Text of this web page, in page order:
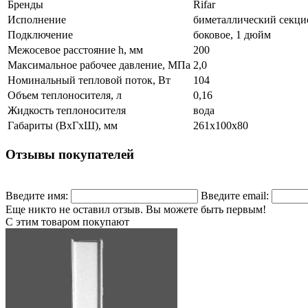
Бренды
Rifar
Исполнение
биметаллический
Подключение
боковое, 1 дюйм
Межосевое расстояние h, мм
200
Максимальное рабочее давление, МПа 2,0
Номинальный тепловой поток, Вт
104
Объем теплоносителя, л
0,16
Жидкость теплоносителя
вода
Габариты (ВхГхШ), мм
261x100x80
Отзывы покупателей
Введите имя: Введите email:
Еще никто не оставил отзыв. Вы можете быть первым!
С этим товаром покупают